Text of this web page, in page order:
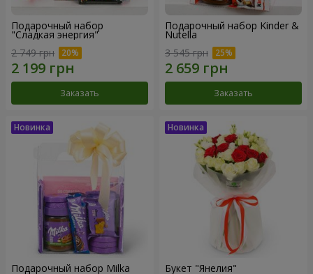
Подарочный набор
"Сладкая энергия"
2 749 грн
Заказать
Подарочный набор Kinder &
Nutella
3 545 грн
Заказать
Подарочный набор Milka Букет "Янелия"